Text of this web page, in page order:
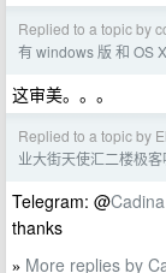
Replied to a topic by
有 windows 版 和 OS X
这审美。。。
Replied to a topic by
业大街天使汇二楼极
Telegram: @Cadina
thanks
» More replies by